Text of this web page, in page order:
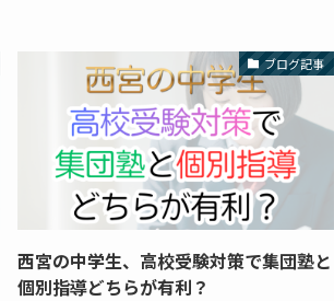
ブログ記事
西宮の中学生、高校受験対策で集団塾と
個別指導どちらが有利？